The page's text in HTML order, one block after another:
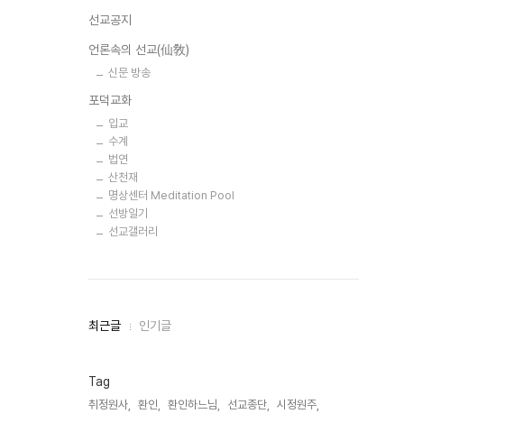
선교공지
언론속의 선교(仙敎)
신문 방송
포덕교화
입교
수계
법연
산천재
명상센터 Meditation Pool
선방일기
선교갤러리
최
인
글
최근글 인기글
Tag
취정원사, 환인, 환인하느님, 선교종단,
시정원주,